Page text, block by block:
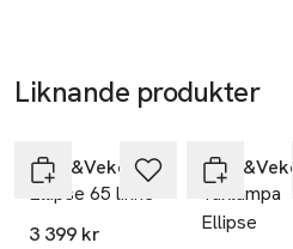
Liknande produkter
Watt&Veke
Ellipse 65 linne
3 399 kr
Watt&Veke
Taklampa
Ellipse